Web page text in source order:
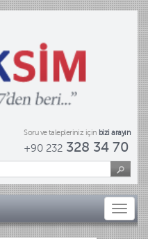
Soru ve talepleriniz için bizi arayın
+90 232 328 34 70
Toggle